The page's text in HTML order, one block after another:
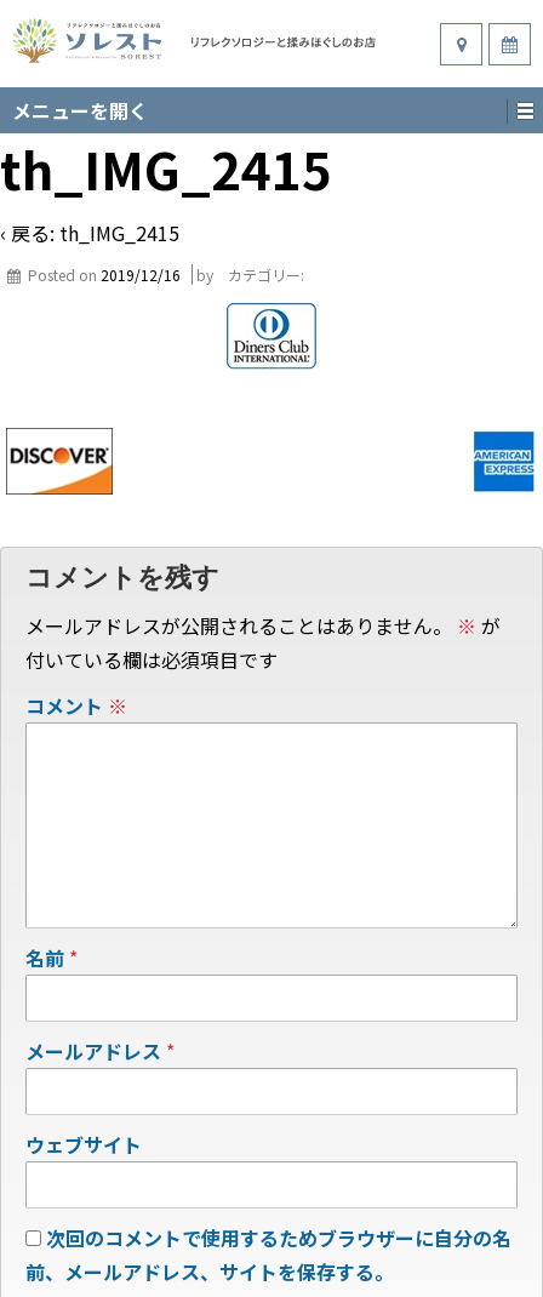
メニューを開く
th_IMG_2415
‹ 戻る: th_IMG_2415
Posted on 2019/12/16 by カテゴリー:
コメントを残す
メールアドレスが公開されることはありません。 ※ が
付いている欄は必須項目です
コメント ※
名前 *
メールアドレス *
ウェブサイト
次回のコメントで使用するためブラウザーに自分の名
前、メールアドレス、サイトを保存する。